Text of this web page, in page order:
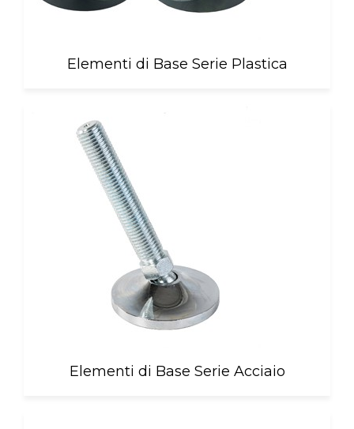
Elementi di Base Serie Plastica
Elementi di Base Serie Acciaio